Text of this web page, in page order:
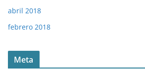
abril 2018
febrero 2018
Meta